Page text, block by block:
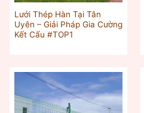
Lưới Thép Hàn Tại Tân
Uyên – Giải Pháp Gia Cường
Kết Cấu #TOP1